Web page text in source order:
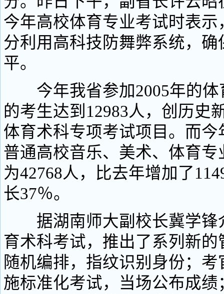
今年高校体育专业考试时表
分利用高科技防舞弊系统，确
平。
今年我省参加2005年的体
的考生达到12983人，创历史
体育术科专项考试项目。而
普通高校音乐、美术、体育
为42768人，比去年增加了
长37％。
据湖南师大副校长冀学锋
育术科考试，推出了系列新
随机编排，指纹识别身份；
施标准化考试，当场公布成